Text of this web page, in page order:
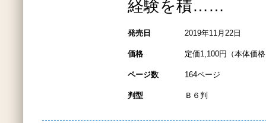
経験を積……
発売日 2019年11月22日
価格 定価1,100円（本体価
ページ数 164ページ
判型 Ｂ６判